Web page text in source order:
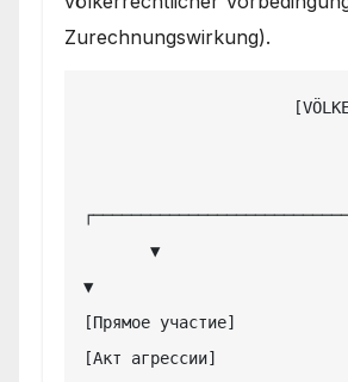
Zurechnungswirkung).
▼
[Прямое участие]
[Акт агрессии]